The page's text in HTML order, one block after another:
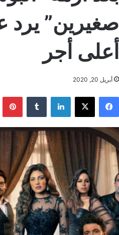
صغيرين” يرد
أعلى أجر
أبريل 20, 2020
فيسبوك ‫X لينكدإن